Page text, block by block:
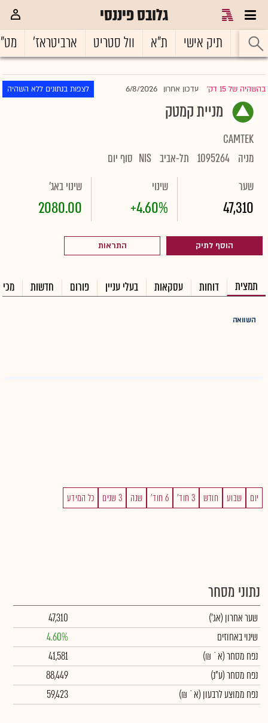
גלובס פיננסי
ראשי תיק אישי ת"א וול סטריט ארביטראז'
בהשהיה של 15 דק' |עדכון אחרון 6/8/2026 לצפות בנתונים ללא השהיה
מניית קמטק
CAMTEK
מניה 1095264 תל-אביב NIS סוף יום
שער
47,310
שינוי
+4.60%
שינוי באג'
2080.00
הוסף לתיק התראות
תמצית דוחות עסקאות בעלי עניין פורום חדשות
השוואה
יום שבוע חודש 3 חוד' 6 חוד' שנה 3 שנים כל המידע
נתוני מסחר
שער אחרון (אג')
47,310
שינוי באחוזים
4.60%
נפח מסחר(א` ₪)
41,581
נפח מסחר(ע"נ)
88,449
נפח ממוצע לרבעון (א` ₪)
59,423